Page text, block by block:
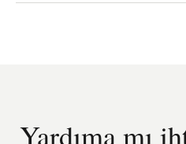
Yardıma mı